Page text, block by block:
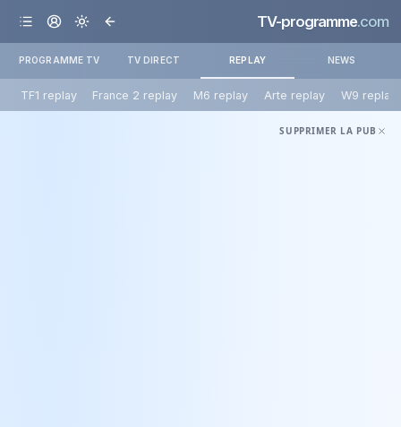
TV-programme.com
PROGRAMME TV TV DIRECT REPLAY NEWS
TF1 replay France 2 replay M6 replay Arte replay W9 replay
SUPPRIMER LA PUB